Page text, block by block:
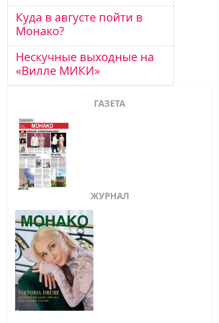
Куда в августе пойти в
Монако?
Нескучные выходные на
«Вилле МИКИ»
ГАЗЕТА
ЖУРНАЛ